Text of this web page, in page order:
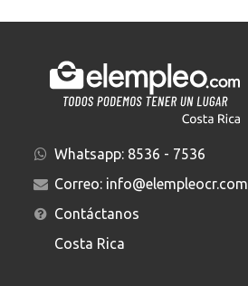
Whatsapp: 8536 - 7536
Correo: info@elempleocr.com
Contáctanos
Costa Rica